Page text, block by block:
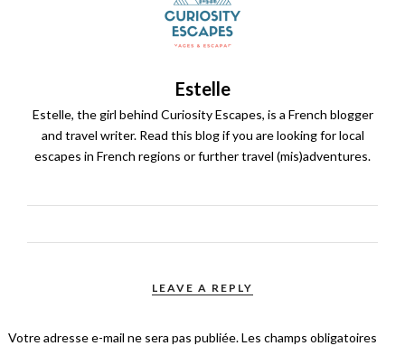
Estelle
Estelle, the girl behind Curiosity Escapes, is a French blogger
and travel writer. Read this blog if you are looking for local
escapes in French regions or further travel (mis)adventures.
LEAVE A REPLY
Votre adresse e-mail ne sera pas publiée.Les champs obligatoires